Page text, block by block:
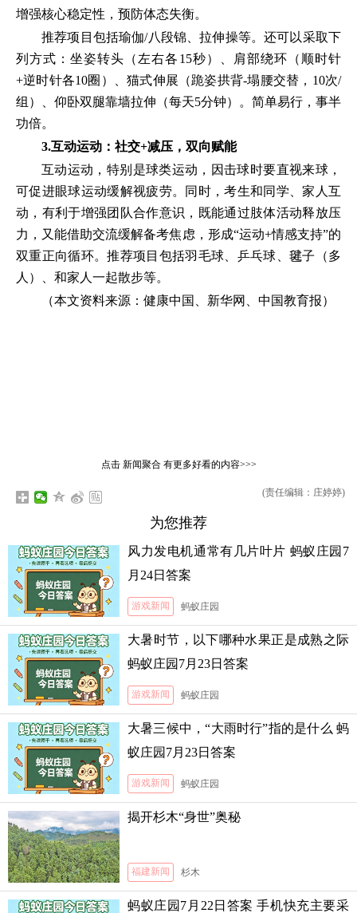
增强核心稳定性，预防体态失衡。
推荐项目包括瑜伽/八段锦、拉伸操等。还可以采取下
列方式：坐姿转头（左右各15秒）、肩部绕环（顺时针
+逆时针各10圈）、猫式伸展（跪姿拱背-塌腰交替，10次/
组）、仰卧双腿靠墙拉伸（每天5分钟）。简单易行，事半
功倍。
3.互动运动：社交+减压，双向赋能
互动运动，特别是球类运动，因击球时要直视来球，
可促进眼球运动缓解视疲劳。同时，考生和同学、家人互
动，有利于增强团队合作意识，既能通过肢体活动释放压
力，又能借助交流缓解备考焦虑，形成“运动+情感支持”的
双重正向循环。推荐项目包括羽毛球、乒乓球、毽子（多
人）、和家人一起散步等。
（本文资料来源：健康中国、新华网、中国教育报）
点击 新闻聚合有更多好看的内容>>>
(责任编辑：庄婷婷)
为您推荐
风力发电机通常有几片叶片 蚂蚁庄园7
月24日答案
游戏新闻 蚂蚁庄园
大暑时节，以下哪种水果正是成熟之际
蚂蚁庄园7月23日答案
游戏新闻 蚂蚁庄园
大暑三候中，“大雨时行”指的是什么 蚂
蚁庄园7月23日答案
游戏新闻 蚂蚁庄园
揭开杉木“身世”奥秘
福建新闻 杉木
蚂蚁庄园7月22日答案 手机快充主要采